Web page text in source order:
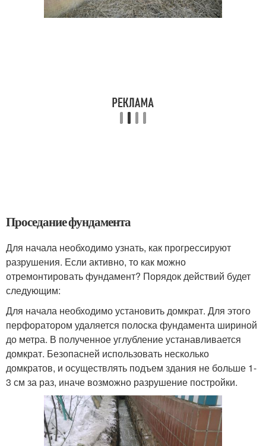
Проседание фундамента
Для начала необходимо узнать, как прогрессируют
разрушения. Если активно, то как можно
отремонтировать фундамент? Порядок действий будет
следующим:
Для начала необходимо установить домкрат. Для этого
перфоратором удаляется полоска фундамента шириной
до метра. В полученное углубление устанавливается
домкрат. Безопасней использовать несколько
домкратов, и осуществлять подъем здания не больше 1-
3 см за раз, иначе возможно разрушение постройки.